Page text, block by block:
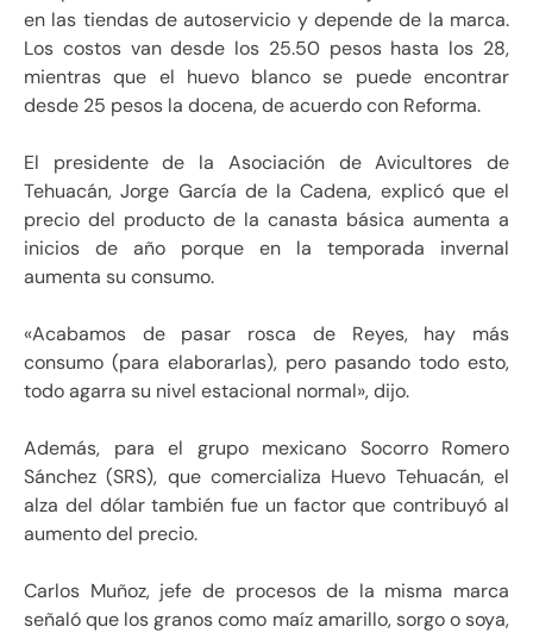
en las tiendas de autoservicio y depende de la marca.
Los costos van desde los 25.50 pesos hasta los 28,
mientras que el huevo blanco se puede encontrar
desde 25 pesos la docena, de acuerdo con Reforma.
El presidente de la Asociación de Avicultores de
Tehuacán, Jorge García de la Cadena, explicó que el
precio del producto de la canasta básica aumenta a
inicios de año porque en la temporada invernal
aumenta su consumo.
«Acabamos de pasar rosca de Reyes, hay más
consumo (para elaborarlas), pero pasando todo esto,
todo agarra su nivel estacional normal», dijo.
Además, para el grupo mexicano Socorro Romero
Sánchez (SRS), que comercializa Huevo Tehuacán, el
alza del dólar también fue un factor que contribuyó al
aumento del precio.
Carlos Muñoz, jefe de procesos de la misma marca
señaló que los granos como maíz amarillo, sorgo o soya,